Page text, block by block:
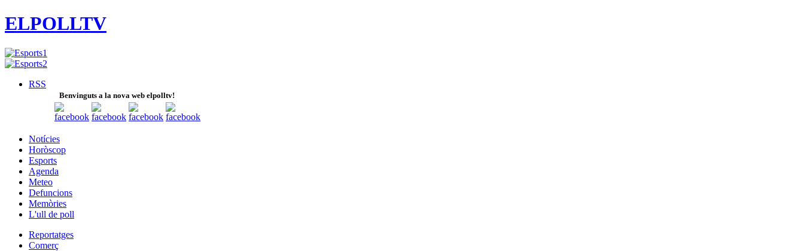
ELPOLLTV
RSS
Benvinguts a la nova web elpolltv!
Notícies
Horòscop
Esports
Agenda
Meteo
Defuncions
Memòries
L'ull de poll
Reportatges
Comerç